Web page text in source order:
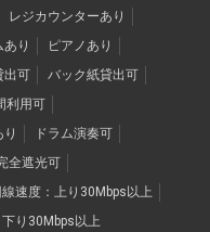
レジカウンターあり
あり
ピアノあり
出可
バック紙貸出可
利用可
ドラム演奏可
全遮光可
線速度：上り30Mbps以上
り30Mbps以上